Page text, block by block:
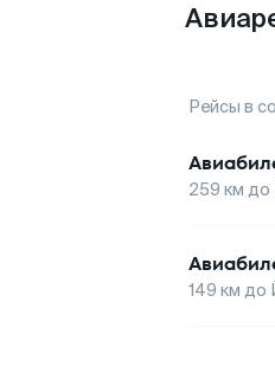
Рейсы в
259 км до
149 км до